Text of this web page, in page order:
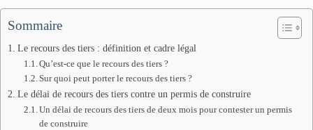
Sommaire
Le recours des tiers : définition et cadre légal
Qu’est-ce que le recours des tiers ?
Sur quoi peut porter le recours des tiers ?
Le délai de recours des tiers contre un permis de construire
Un délai de recours des tiers de deux mois pour contester un permis
de construire